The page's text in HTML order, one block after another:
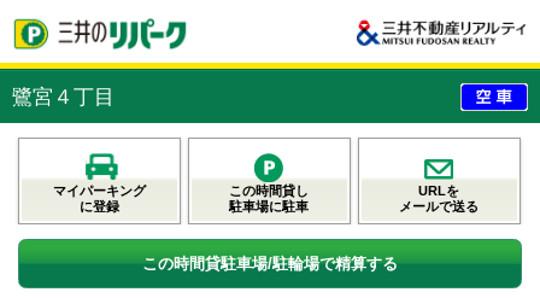
鷺宮４丁目
マイパーキング
に登録
この時間貸し
駐車場に駐車
URLを
メールで送る
この時間貸駐車場/駐輪場で精算する